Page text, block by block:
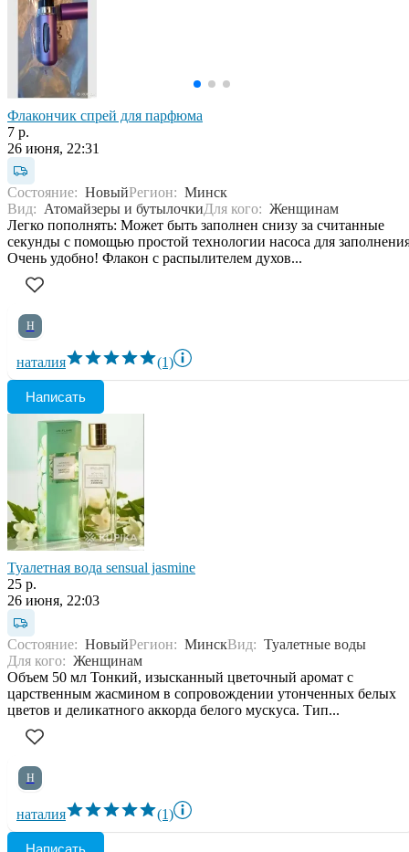
Флакончик спрей для парфюма
7 р.
26 июня, 22:31
Состояние: НовыйРегион: Минск
Вид: Атомайзеры и бутылочкиДля кого: Женщинам
Легко пополнять: Может быть заполнен снизу за считанные
секунды с помощью простой технологии насоса для
Очень удобно! Флакон с распылителем духов...
Н
наталия (1)
Написать
Туалетная вода sensual jasmine
25 р.
26 июня, 22:03
Состояние: НовыйРегион: МинскВид: Туалетные воды
Для кого: Женщинам
Объем 50 мл Тонкий, изысканный цветочный аромат с
царственным жасмином в сопровождении утонченных белых
цветов и деликатного аккорда белого мускуса. Тип...
Н
наталия (1)
Написать